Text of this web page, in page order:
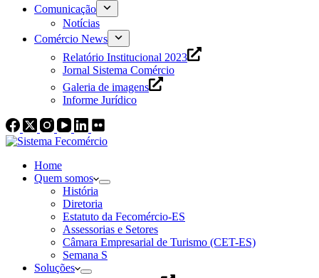
Comunicação
Notícias
Comércio News
Relatório Institucional 2023
Jornal Sistema Comércio
Galeria de imagens
Informe Jurídico
Home
Quem somos
História
Diretoria
Estatuto da Fecomércio-ES
Assessorias e Setores
Câmara Empresarial de Turismo (CET-ES)
Semana S
Soluções